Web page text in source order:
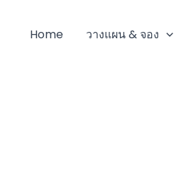
Home วางแผน & จอง